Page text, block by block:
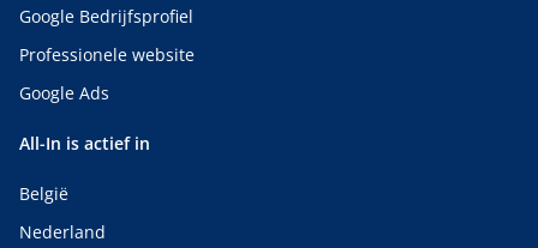
Google Bedrijfsprofiel
Professionele website
Google Ads
All-In is actief in
België
Nederland